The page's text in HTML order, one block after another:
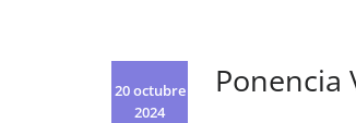
20 octubre
2024
Ponencia